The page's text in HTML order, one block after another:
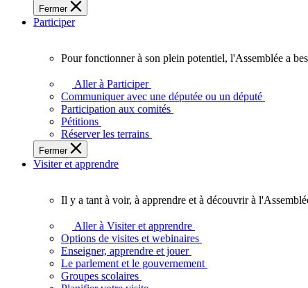
des
Ontariennes
Ontariens.
Fermer
Participer
fonctionner
plein
potentiel,
l'Assemblée
a
besoin
Pour fonctionner à son plein potentiel, l'Assemblée a
Aller à Participer
Communiquer avec une députée ou un député
Participation aux comités
Pétitions
Réserver les terrains
Fermer
Visiter et apprendre
voir,
Il y a tant à voir, à apprendre et à découvrir à
Aller à Visiter et apprendre
Options de visites et webinaires
Enseigner, apprendre et jouer
Le parlement et le gouvernement
Groupes scolaires